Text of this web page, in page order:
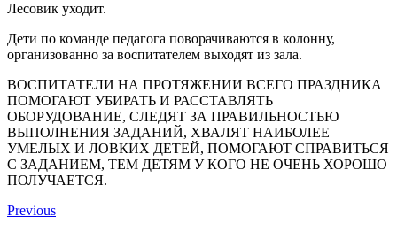
Лесовик уходит.
Дети по команде педагога поворачиваются в колонну,
организованно за воспитателем выходят из зала.
ВОСПИТАТЕЛИ НА ПРОТЯЖЕНИИ ВСЕГО ПРАЗДНИКА
ПОМОГАЮТ УБИРАТЬ И РАССТАВЛЯТЬ
ОБОРУДОВАНИЕ, СЛЕДЯТ ЗА ПРАВИЛЬНОСТЬЮ
ВЫПОЛНЕНИЯ ЗАДАНИЙ, ХВАЛЯТ НАИБОЛЕЕ
УМЕЛЫХ И ЛОВКИХ ДЕТЕЙ, ПОМОГАЮТ СПРАВИТЬСЯ
С ЗАДАНИЕМ, ТЕМ ДЕТЯМ У КОГО НЕ ОЧЕНЬ ХОРОШО
ПОЛУЧАЕТСЯ.
Previous